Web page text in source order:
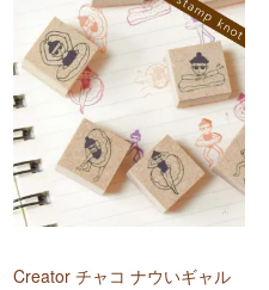
Creator チャコ ナウいギャル